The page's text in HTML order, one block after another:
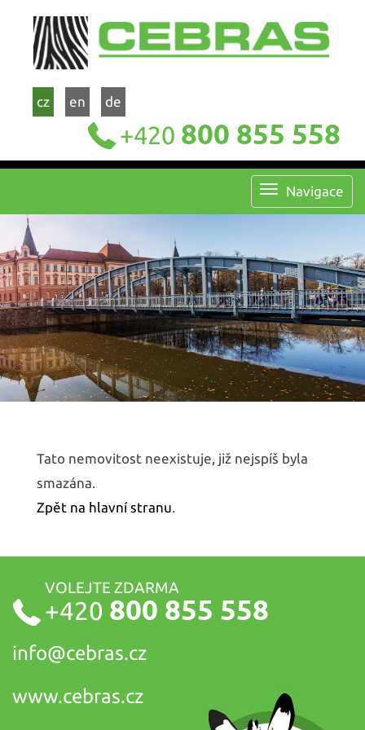
cz en de
+420 800 855 558
Navigace
Tato nemovitost neexistuje, již nejspíš byla
smazána.
Zpět na hlavní stranu.
VOLEJTE ZDARMA
+420 800 855 558
info@cebras.cz
www.cebras.cz